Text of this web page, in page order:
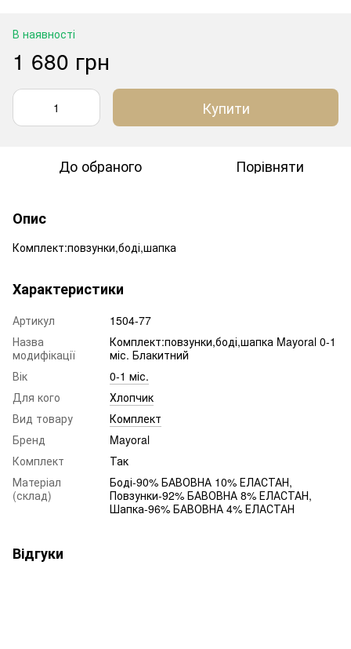
В наявності
1 680 грн
Купити
До обраного Порівняти
Опис
Комплект:повзунки,боді,шапка
Характеристики
Артикул
1504-77
Назва
модифікації
Комплект:повзунки,боді,шапка Mayoral 0-1
міс. Блакитний
Вік
0-1 міс.
Для кого
Хлопчик
Вид товару
Комплект
Бренд
Mayoral
Комплект
Так
Матеріал
(склад)
Боді-90% БАВОВНА 10% ЕЛАСТАН,
Повзунки-92% БАВОВНА 8% ЕЛАСТАН,
Шапка-96% БАВОВНА 4% ЕЛАСТАН
Відгуки